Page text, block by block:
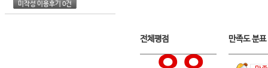
미작성 이용후기 0건
전체평점 만족도 분